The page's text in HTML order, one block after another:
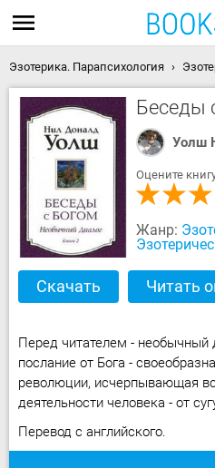
Эзотерика. Парапсихология
Беседы
Уолш
Оцените
Жанр:
Скачать Читать
Перед читателем - необычный
послание от Бога -
революции, исчерпывающая
деятельности человека - от
Перевод с английского.